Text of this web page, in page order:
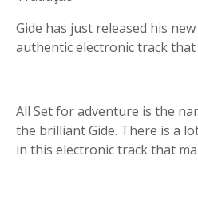
Gide has just released his
authentic electronic track that
All Set for adventure is the
the brilliant Gide. There is a
in this electronic track that